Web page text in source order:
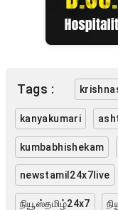
Tags :
kanyakumari
kumbabhishekam
newstamil24x7live
நியூஸ்தமிழ்24x7